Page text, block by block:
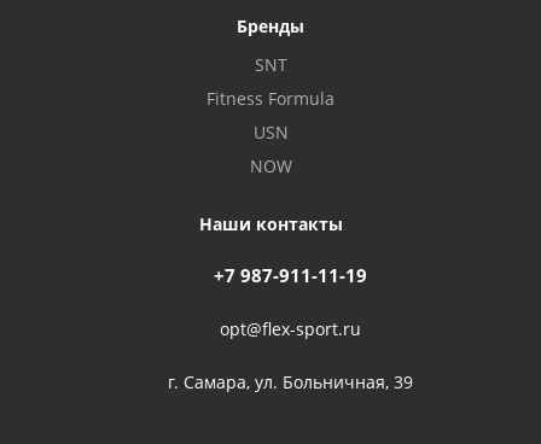
Бренды
SNT
Fitness Formula
USN
NOW
Наши контакты
+7 987-911-11-19
opt@flex-sport.ru
г. Самара, ул. Больничная, 39